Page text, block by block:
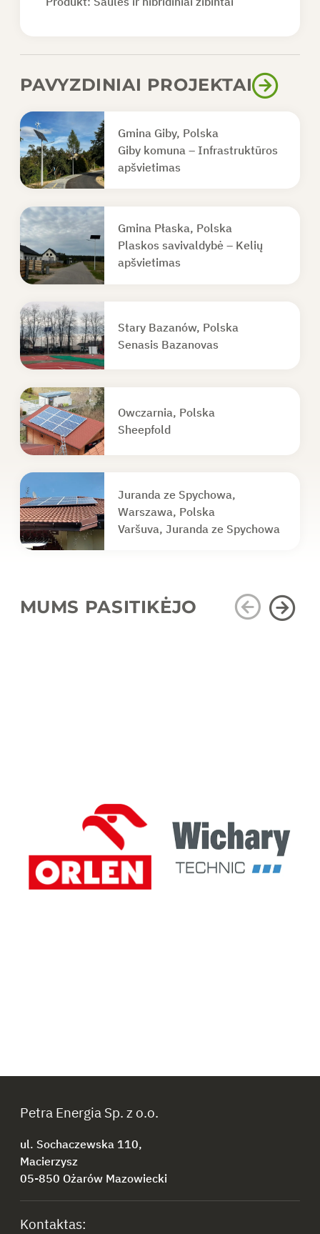
PAVYZDINIAI PROJEKTAI
Gmina Giby, Polska
Giby komuna – Infrastruktūros
apšvietimas
Gmina Płaska, Polska
Plaskos savivaldybė – Kelių
apšvietimas
Stary Bazanów, Polska
Senasis Bazanovas
Owczarnia, Polska
Sheepfold
Juranda ze Spychowa,
Warszawa, Polska
Varšuva, Juranda ze Spychowa
MUMS PASITIKĖJO
Petra Energia Sp. z o.o.
ul. Sochaczewska 110,
Macierzysz
05-850 Ożarów Mazowiecki
Kontaktas: